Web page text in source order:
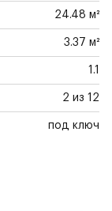
24.48 м²
3.37 м²
1.1
2 из 12
под ключ